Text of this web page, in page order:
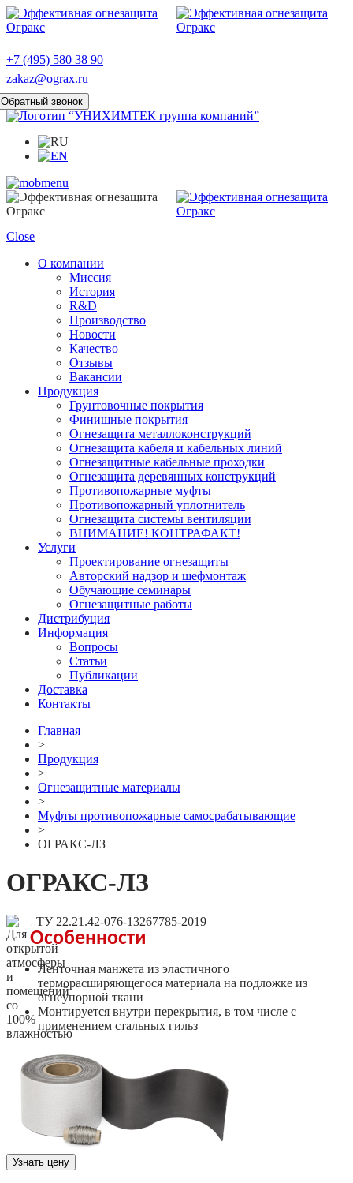
+7 (495) 580 38 90
zakaz@ograx.ru
Обратный звонок
Close
О компании
Миссия
История
R&D
Производство
Новости
Качество
Отзывы
Вакансии
Продукция
Грунтовочные покрытия
Финишные покрытия
Огнезащита металлоконструкций
Огнезащита кабеля и кабельных линий
Огнезащитные кабельные проходки
Огнезащита деревянных конструкций
Противопожарные муфты
Противопожарный уплотнитель
Огнезащита системы вентиляции
ВНИМАНИЕ! КОНТРАФАКТ!
Услуги
Проектирование огнезащиты
Авторский надзор и шефмонтаж
Обучающие семинары
Огнезащитные работы
Дистрибуция
Информация
Вопросы
Статьи
Публикации
Доставка
Контакты
Главная
>
Продукция
>
Огнезащитные материалы
>
Муфты противопожарные самосрабатывающие
>
ОГРАКС-ЛЗ
ОГРАКС-ЛЗ
ТУ 22.21.42-076-13267785-2019
Особенности
Ленточная манжета из эластичного
терморасширяющегося материала на подложке из
огнеупорной ткани
Монтируется внутри перекрытия, в том числе с
применением стальных гильз
Узнать цену